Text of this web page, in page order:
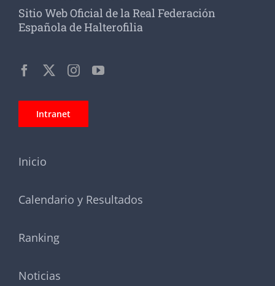
Sitio Web Oficial de la Real Federación
Española de Halterofilia
Intranet
Inicio
Calendario y Resultados
Ranking
Noticias